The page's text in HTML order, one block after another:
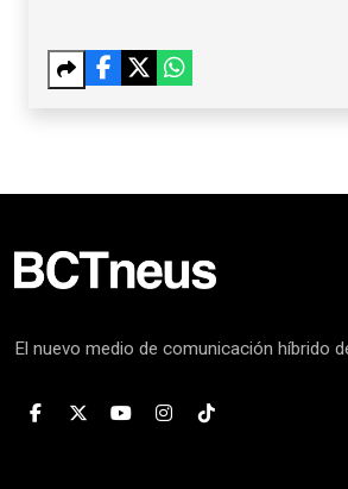
El nuevo medio de comunicación híbrido